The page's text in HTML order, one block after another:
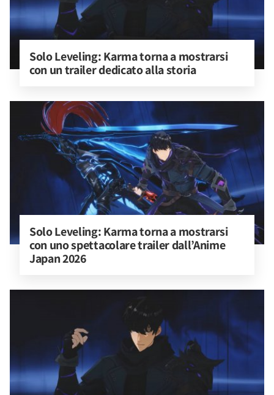
Solo Leveling: Karma torna a mostrarsi
con un trailer dedicato alla storia
Solo Leveling: Karma torna a mostrarsi
con uno spettacolare trailer dall’Anime
Japan 2026